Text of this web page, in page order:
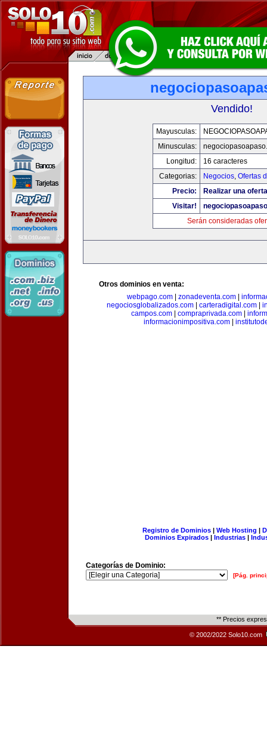
Vendido!
Mayusculas:
Minusculas:
Longitud:
16 caracteres
Categorias:
Negocios, Ofertas
Precio:
Realizar una
Visitar!
Serán consideradas
Otros dominios en venta:
webpago.com
zonadeventa.com
negociosglobalizados.com
carteradigital.com
campos.com
compraprivada.com
informacionimpositiva.com
Registro de Dominios| Web Hosting |
Dominios Expirados | Industrias |
Categorías de Dominio:
[Pág.
** Precios
© 2002/2022 Solo10.com